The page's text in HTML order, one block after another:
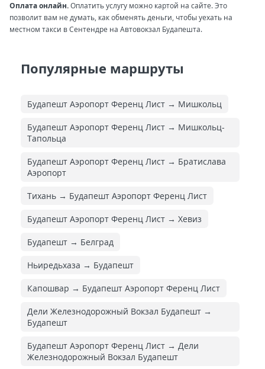
Оплата онлайн.Оплатить услугу можно картой на сайте. Это
позволит вам не думать, как обменять деньги, чтобы уехать на
местном такси в Сентендре на Автовокзал Будапешта.
Популярные маршруты
Будапешт Аэропорт Ференц Лист → Мишкольц
Будапешт Аэропорт Ференц Лист → Мишкольц-
Тапольца
Будапешт Аэропорт Ференц Лист → Братислава
Аэропорт
Тихань → Будапешт Аэропорт Ференц Лист
Будапешт Аэропорт Ференц Лист → Хевиз
Будапешт → Белград
Ньиредьхаза → Будапешт
Капошвар → Будапешт Аэропорт Ференц Лист
Дели Железнодорожный Вокзал Будапешт →
Будапешт
Будапешт Аэропорт Ференц Лист → Дели
Железнодорожный Вокзал Будапешт